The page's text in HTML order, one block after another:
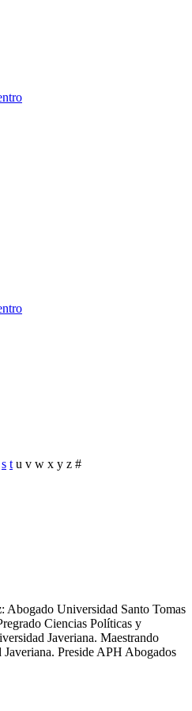
s t u v w x y z #
: Abogado Universidad Santo Tomas
Ciencias Políticas y
Javeriana. Maestrando
Preside APH Abogados